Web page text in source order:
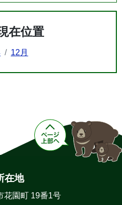
在位置
12月
在地
花園町 19番1号